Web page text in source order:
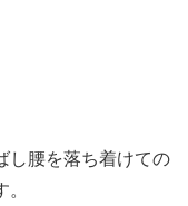
し腰を落ち着けての